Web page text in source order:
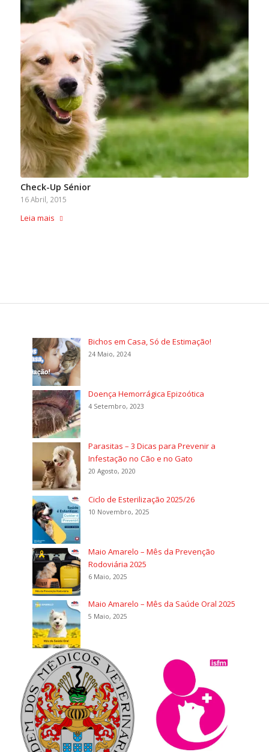
Check-Up Sénior
16 Abril, 2015
Leia mais
Bichos em Casa, Só de Estimação!
24 Maio, 2024
Doença Hemorrágica Epizoótica
4 Setembro, 2023
Parasitas – 3 Dicas para Prevenir a
Infestação no Cão e no Gato
20 Agosto, 2020
Ciclo de Esterilização 2025/26
10 Novembro, 2025
Maio Amarelo – Mês da Prevenção
Rodoviária 2025
6 Maio, 2025
Maio Amarelo – Mês da Saúde Oral 2025
5 Maio, 2025